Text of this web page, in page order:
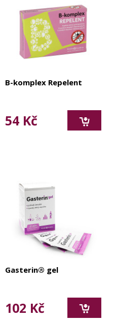
B-komplex Repelent
54 Kč
Gasterin® gel
102 Kč